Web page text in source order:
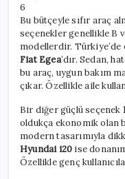
6
Bu bütçeyle sıfır araç
seçenekler genellikle B
modellerdir.
Fiat Egea’dır. Sedan,
bu araç, uygun bakım
çıkar. Özellikle aile
Bir diğer güçlü seçenek
oldukça ekonomik olan
modern tasarımıyla
Hyundai i20 ise
Özellikle genç